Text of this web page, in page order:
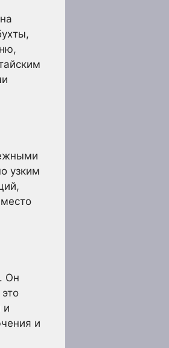
узким
Он
и
и